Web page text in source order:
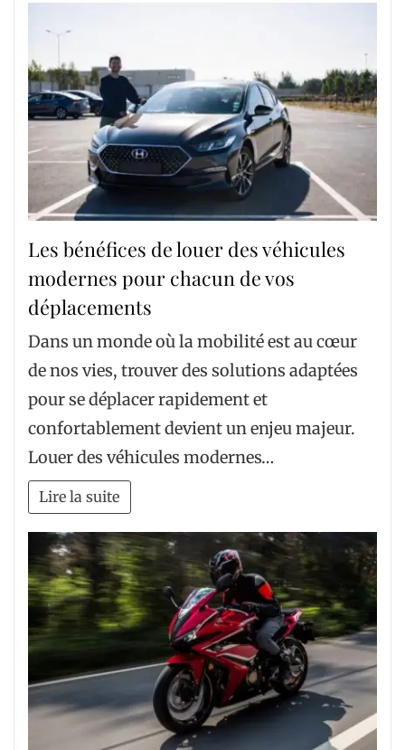
Les bénéfices de louer des véhicules
modernes pour chacun de vos
déplacements
Dans un monde où la mobilité est au cœur
de nos vies, trouver des solutions adaptées
pour se déplacer rapidement et
confortablement devient un enjeu majeur.
Louer des véhicules modernes…
Lire la suite